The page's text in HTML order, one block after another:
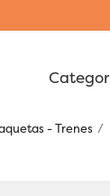
- Trenes